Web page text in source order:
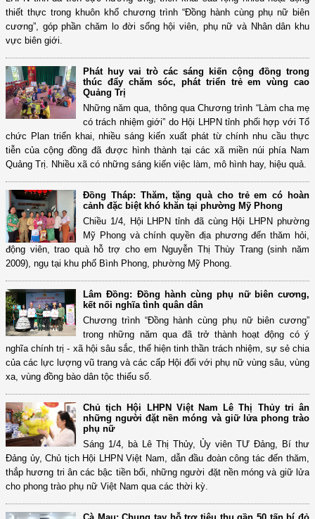
thiết thực trong khuôn khổ chương trình “Đồng hành cùng phụ nữ biên
cương”, góp phần chăm lo đời sống hội viên, phụ nữ và Nhân dân khu
vực biên giới.
Phát huy vai trò các sáng kiến cộng đồng trong
thúc đẩy chăm sóc, phát triển trẻ em vùng cao
Quảng Trị
Những năm qua, thông qua Chương trình “Làm cha mẹ
có trách nhiệm giới” do Hội LHPN tỉnh phối hợp với Tổ
chức Plan triển khai, nhiều sáng kiến xuất phát từ chính nhu cầu thực
tiễn của cộng đồng đã được hình thành tại các xã miền núi phía Nam
Quảng Trị. Nhiều xã có những sáng kiến việc làm, mô hình hay, hiệu quả.
Đồng Tháp: Thăm, tặng quà cho trẻ em có hoàn
cảnh đặc biệt khó khăn tại phường Mỹ Phong
Chiều 1/4, Hội LHPN tỉnh đã cùng Hội LHPN phường
Mỹ Phong và chính quyền địa phương đến thăm hỏi,
động viên, trao quà hỗ trợ cho em Nguyễn Thị Thùy Trang (sinh năm
2009), ngụ tại khu phố Bình Phong, phường Mỹ Phong.
Lâm Đồng: Đồng hành cùng phụ nữ biên cương,
kết nối nghĩa tình quân dân
Chương trình “Đồng hành cùng phụ nữ biên cương”
trong những năm qua đã trở thành hoạt động có ý
nghĩa chính trị - xã hội sâu sắc, thể hiện tinh thần trách nhiệm, sự sẻ chia
của các lực lượng vũ trang và các cấp Hội đối với phụ nữ vùng sâu, vùng
xa, vùng đồng bào dân tộc thiểu số.
Chủ tịch Hội LHPN Việt Nam Lê Thị Thủy tri ân
những người đặt nền móng và giữ lửa phong trào
phụ nữ
Sáng 1/4, bà Lê Thị Thủy, Ủy viên TƯ Đảng, Bí thư
Đảng ủy, Chủ tịch Hội LHPN Việt Nam, dẫn đầu đoàn công tác đến thăm,
thắp hương tri ân các bậc tiền bối, những người đặt nền móng và giữ lửa
cho phong trào phụ nữ Việt Nam qua các thời kỳ.